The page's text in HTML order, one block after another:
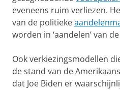
eveneens ruim verliezen.
van de politieke
worden in ‘aandelen’ van
Ook verkiezingsmodellen
de stand van de
dat Joe Biden er